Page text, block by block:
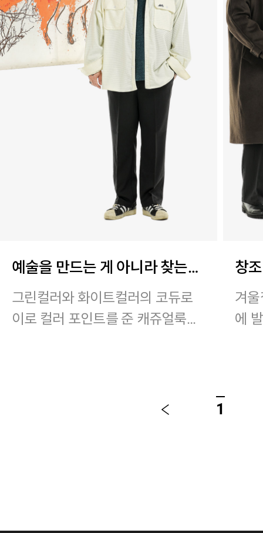
예술을 만드는 게 아니라 찾는
거다. 관찰 할 수 있는 습관을 길
러드립니다. 파블로미술치료교
습소
그린컬러와 화이트컬러의 코듀로
이로 컬러 포인트를 준 캐쥬얼룩
창
이
시
원
겨
에
1